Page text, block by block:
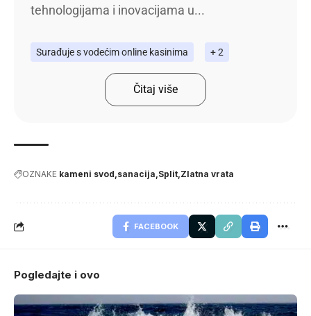
tehnologijama i inovacijama u...
Surađuje s vodećim online kasinima + 2
Čitaj više
OZNAKE kameni svod sanacija Split Zlatna vrata
FACEBOOK
Pogledajte i ovo